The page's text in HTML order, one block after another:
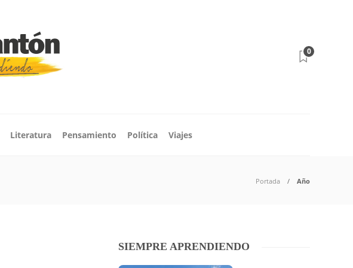
0
Literatura Pensamiento Política Viajes
Portada Año
SIEMPRE APRENDIENDO